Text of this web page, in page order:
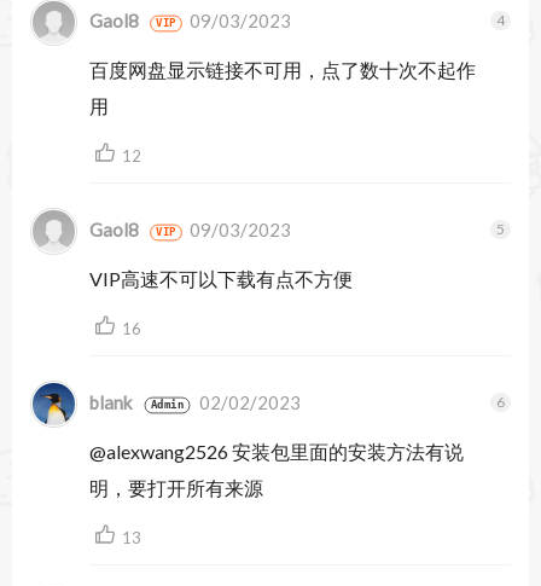
格式。
Premiere Pro 2024 mac 是电影电视视频制作领域
最流行的视频制作软件之一。Premiere Pro 2024
for Mac可以轻松制作和编辑出惊艳效果视频片
段，广泛用于创作电影、电视和网络视频等作品。
整个影片从拍摄到片尾字幕以及影片镜头的切入和
从视频短片到高品质长篇电影制作都可以在一个平
台完成。
您可以编辑视频颜色分级、调整声音、从其它
Adobe 应用导入图形和特效。无论您是专业还是业
Gaol8 VIP 09/03/2023
百度网盘显示链接不可用，点了数十次不起作
用
12
Gaol8 VIP 09/03/2023
VIP高速不可以下载有点不方便
16
blank Admin 02/02/2023
@alexwang2526 安装包里面的安装方法有说
明，要打开所有来源
13